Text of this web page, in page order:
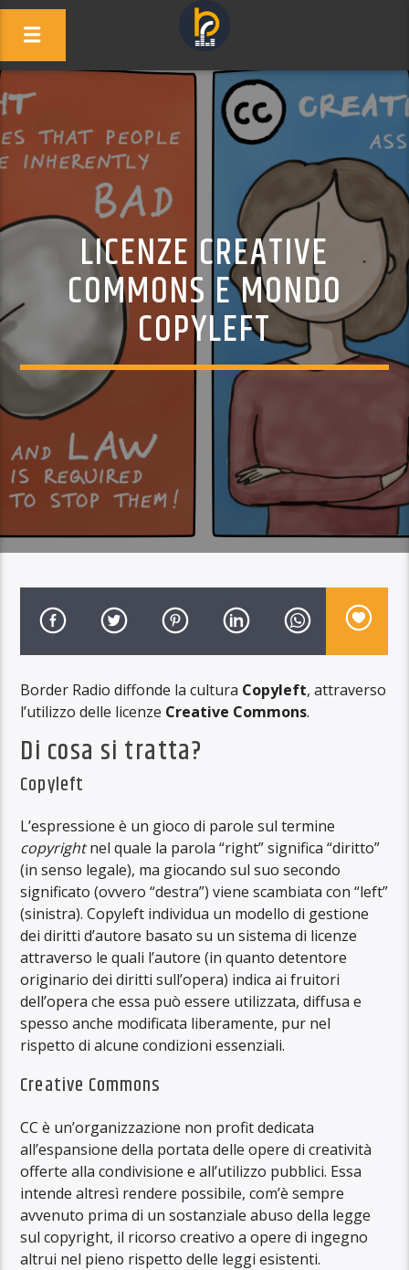
LICENZE CREATIVE
COMMONS E MONDO
COPYLEFT
Border Radio diffonde la cultura Copyleft, attraverso
l’utilizzo delle licenze Creative Commons.
Di cosa si tratta?
Copyleft
L’espressione è un gioco di parole sul termine
copyrightnel quale la parola “right” significa “diritto”
(in senso legale), ma giocando sul suo secondo
significato (ovvero “destra”) viene scambiata con “left”
(sinistra). Copyleft individua un modello di gestione
dei diritti d’autore basato su un sistema di licenze
attraverso le quali l’autore (in quanto detentore
originario dei diritti sull’opera) indica ai fruitori
dell’opera che essa può essere utilizzata, diffusa e
spesso anche modificata liberamente, pur nel
rispetto di alcune condizioni essenziali.
Creative Commons
CC è un’organizzazione non profit dedicata
all’espansione della portata delle opere di creatività
offerte alla condivisione e all’utilizzo pubblici. Essa
intende altresì rendere possibile, com’è sempre
avvenuto prima di un sostanziale abuso della legge
sul copyright, il ricorso creativo a opere di ingegno
altrui nel pieno rispetto delle leggi esistenti.